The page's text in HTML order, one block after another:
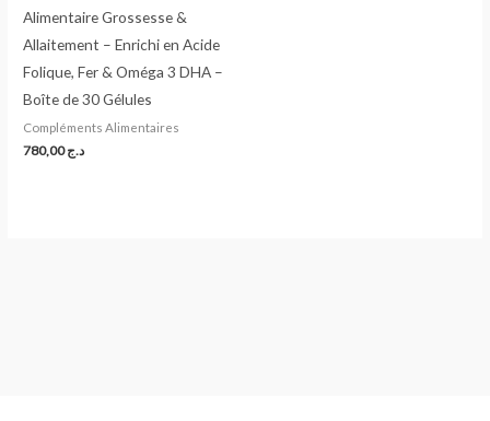
Alimentaire Grossesse &
Allaitement – Enrichi en Acide
Folique, Fer & Oméga 3 DHA –
Boîte de 30 Gélules
Compléments Alimentaires
د.ج780,00